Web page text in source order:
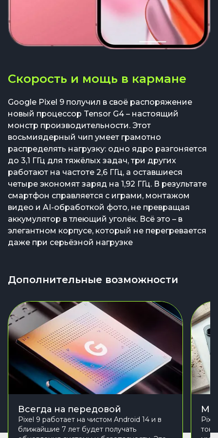
Скорость и мощь в кармане
Google Pixel 9 получил в своё распоряжение
новый процессор Tensor G4 – настоящий
монстр производительности. Этот
восьмиядерный чип умеет грамотно
распределять нагрузку: одно ядро разгоняется
до 3,1 ГГц для тяжёлых задач, три других
работают на частоте 2,6 ГГц, а оставшиеся
четыре экономят заряд на 1,92 ГГц. В результате
смартфон справляется с играми, монтажом
видео и AI-обработкой фото, не превращая
аккумулятор в тлеющий уголёк. Всё это – в
элегантном корпусе, который не перегревается
даже при серьёзной нагрузке
Дополнительные возможности
Всегда на передовой
Pixel 9 работает на чистом Android 14 и в
ближайшие 7 лет будет получать